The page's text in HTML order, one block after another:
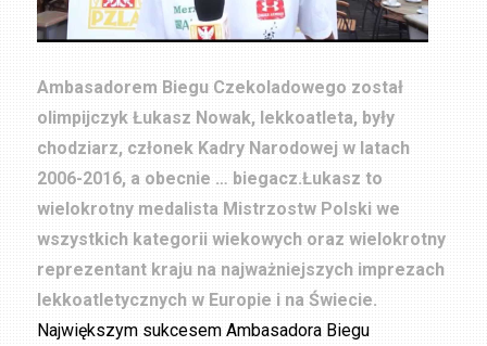
Ambasadorem Biegu Czekoladowego został
olimpijczyk Łukasz Nowak, lekkoatleta, były
chodziarz, członek Kadry Narodowej w latach
2006-2016, a obecnie … biegacz.Łukasz to
wielokrotny medalista Mistrzostw Polski we
wszystkich kategorii wiekowych oraz wielokrotny
reprezentant kraju na najważniejszych imprezach
lekkoatletycznych w Europie i na Świecie.
Największym sukcesem Ambasadora Biegu